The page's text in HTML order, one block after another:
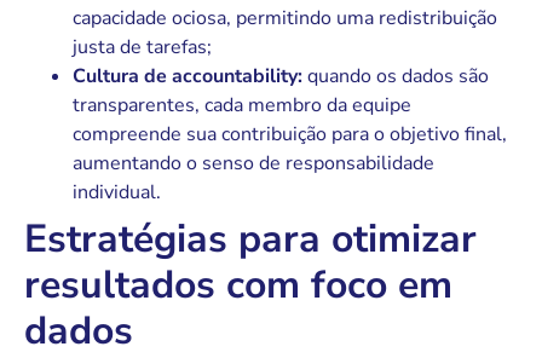
capacidade ociosa, permitindo uma redistribuição
justa de tarefas;
Cultura de accountability:quando os dados são
transparentes, cada membro da equipe
compreende sua contribuição para o objetivo final,
aumentando o senso de responsabilidade
individual.
Estratégias para otimizar
resultados com foco em
dados